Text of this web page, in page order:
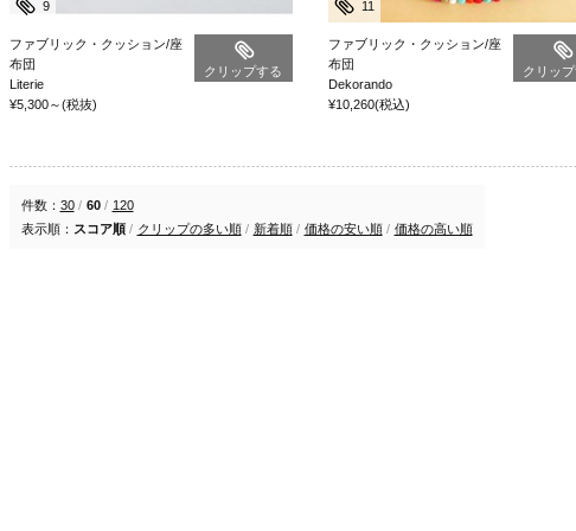
ファブリック・クッション/座
布団
Literie
¥5,300～(税抜)
クリップする
9
ファブリック・クッション/座
布団
Dekorando
¥10,260(税込)
クリッ
11
件数： 30 / 60 / 120
表示順： スコア順 / クリップの多い順 / 新着順 / 価格の安い順 / 価格の高い順